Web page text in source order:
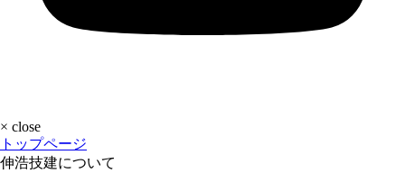
× close
トップページ
伸浩技建について